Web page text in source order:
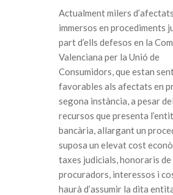
Actualment milers
immersos en procediments
part d’ells defesos en la
Valenciana per la Unió de
Consumidors, que estan
favorables als afectats en
segona instància, a pesar
recursos que presenta
bancària, allargant un
suposa un elevat cost
taxes judicials, honoraris
procuradors, interessos i
haurà d’assumir la dita